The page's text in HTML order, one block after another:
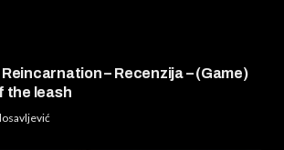
– Recenzija – (Game)
the leash